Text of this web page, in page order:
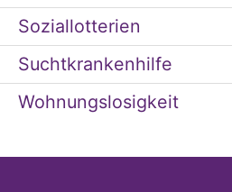
Soziallotterien
Suchtkrankenhilfe
Wohnungslosigkeit